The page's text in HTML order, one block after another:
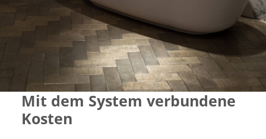
Mit dem System verbundene
Kosten